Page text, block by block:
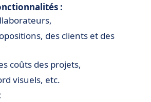
:
des clients et des
coûts des projets,
visuels, etc.